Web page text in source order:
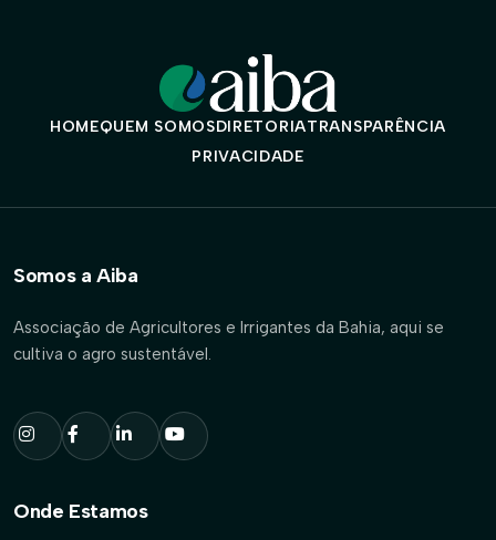
HOMEQUEM SOMOSDIRETORIATRANSPARÊNCIA
PRIVACIDADE
Somos a Aiba
Associação de Agricultores e Irrigantes da Bahia, aqui se
cultiva o agro sustentável.
Onde Estamos